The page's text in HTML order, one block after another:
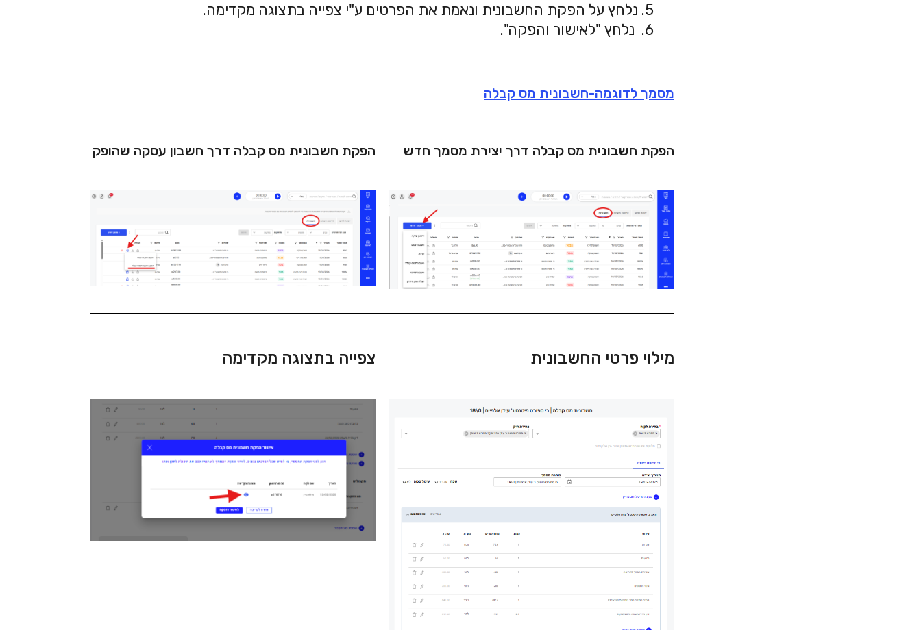
נלחץ "לאישור והפקה".
מסמך לדוגמה-חשבונית מס קבלה
הפקת חשבונית מס קבלה דרך יצירת מסמך חדש הפקת חשבונית מס קבלה דרך חשבון עסקה שהופק
מילוי פרטי החשבונית צפייה בתצוגה מקדימה